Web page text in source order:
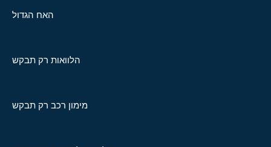
האח הגדול
הלוואות רק תבקש
מימון רכב רק תבקש